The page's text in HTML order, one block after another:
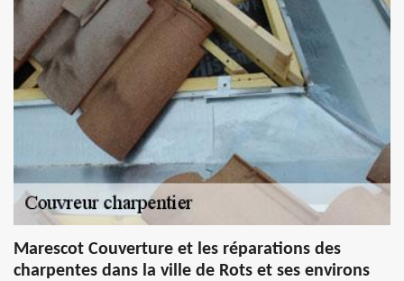
Marescot Couverture et les réparations des
charpentes dans la ville de Rots et ses environs